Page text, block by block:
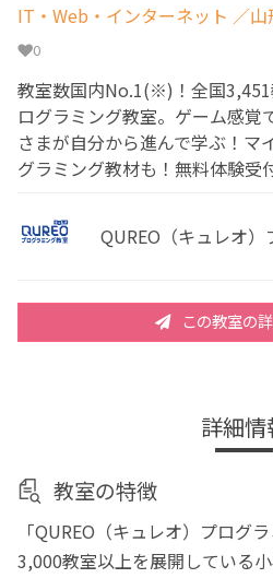
IT・Web・インターネット ／
0
教室数国内No.1(※)！全国
ログラミング教室。ゲーム感覚
さまが自分から進んで学ぶ！マ
グラミング教材も！無料体験受
QUREO（キュレオ
この教室の
詳細情
教室の特徴
「QUREO（キュレオ）プログ
3,000教室以上を展開している